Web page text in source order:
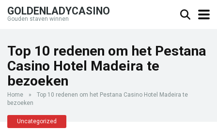
GOLDENLADYCASINO
Gouden staven winnen
Top 10 redenen om het Pestana
Casino Hotel Madeira te
bezoeken
Home »
Top 10 redenen om het Pestana Casino Hotel Madeira te
bezoeken
Uncategorized